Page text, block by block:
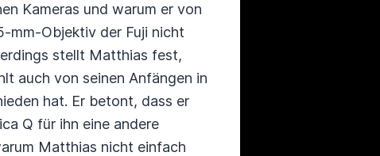
Kameras und warum er von
mm-Objektiv der Fuji nicht
stellt Matthias fest,
auch von seinen Anfängen in
hat. Er betont, dass er
Q für ihn eine andere
Matthias nicht einfach